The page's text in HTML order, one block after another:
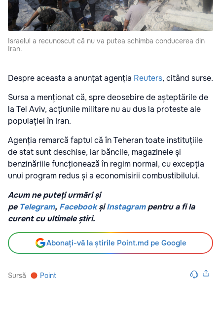
Israelul a recunoscut că nu va putea schimba conducerea din
Iran.
Despre aceasta a anunțat agenția Reuters, citând surse.
Sursa a menționat că, spre deosebire de așteptările de
la Tel Aviv, acțiunile militare nu au dus la proteste ale
populației în Iran.
Agenția remarcă faptul că în Teheran toate instituțiile
de stat sunt deschise, iar băncile, magazinele și
benzinăriile funcționează în regim normal, cu excepția
unui program redus și a economisirii combustibilului.
Acum ne puteți urmări și
pe Telegram, Facebook șiInstagrampentru a fi la
curent cu ultimele știri.
Abonați-vă la știrile Point.md pe Google
Sursă Point